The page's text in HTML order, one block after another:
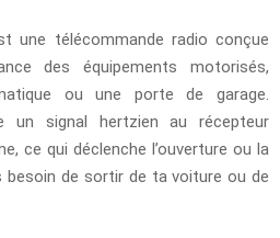
une télécommande radio conçue
des équipements motorisés,
ou une porte de garage.
un signal hertzien au récepteur
ce qui déclenche l’ouverture ou la
de sortir de ta voiture ou de